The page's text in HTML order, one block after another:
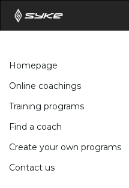
Homepage
Online coachings
Training programs
Find a coach
Create your own programs
Contact us